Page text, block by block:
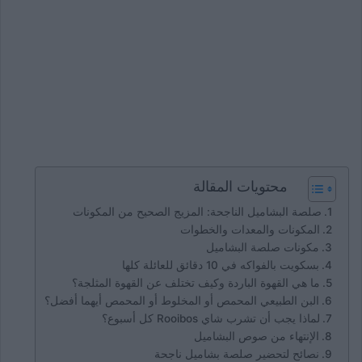
محتويات المقالة
صلصة البشاميل الناجحة: المزيج الصحيح من المكونات
المكونات والمعدات والخطوات
مكونات صلصة البشاميل
بسكويت بالفواكه في 10 دقائق للعائلة كلها
ما هي القهوة الباردة وكيف تختلف عن القهوة المثلجة؟
البن الطبيعي المحمص أو المخلوط أو المحمص أيهما أفضل؟
لماذا يجب أن تشرب شاي Rooibos كل أسبوع؟
الإنتهاء من صوص البشاميل
نصائح لتحضير صلصة بشاميل ناجحة